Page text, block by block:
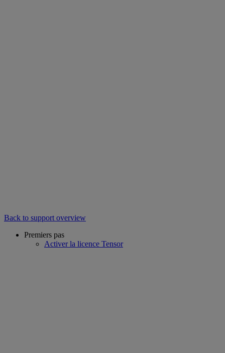
Back to support overview
Premiers pas
Activer la licence Tensor